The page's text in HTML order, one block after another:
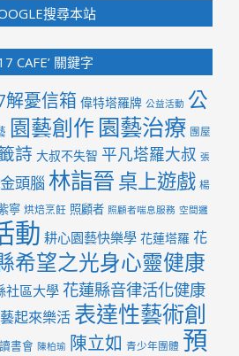
搜尋本站
CAFE’ 關鍵字
解憂信箱 偉特塔羅牌 公益活動 公
園藝創作 園藝治療 團屋
詩 大叔不失智 平凡塔羅大叔 張
頭腦 林詣晉桌上遊戲 楊
寧 烘焙烹飪 照顧者 照顧者喘息服務 空間邏
動 耕心園藝快樂學 花蓮塔羅 花
希望之光身心靈健康
社區大學 花蓮縣音律活化健康
藝起來樂活 表達性藝術創
讀書會 陳柏瑜 陳立如 青少年團體 預